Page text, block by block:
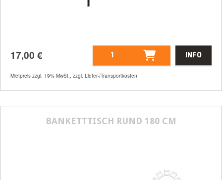
Artikelnummer
30006
Größenangabe:
(H) 76 cm, Ø 150 cm
17,00 € INFO
Mietpreis zzgl. 19% MwSt., zzgl. Liefer-/Transportkosten
BANKETTTISCH RUND 180 CM